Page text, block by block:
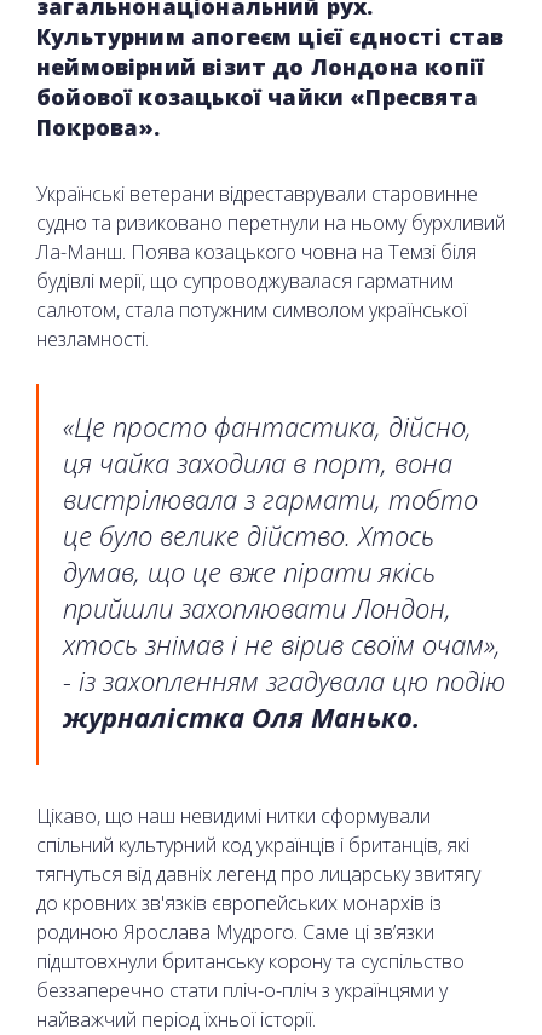
загальнонаціональний рух.
Культурним апогеєм цієї єдності став
неймовірний візит до Лондона копії
бойової козацької чайки «Пресвята
Покрова».
Українські ветерани відреставрували старовинне
судно та ризиковано перетнули на ньому бурхливий
Ла-Манш. Поява козацького човна на Темзі біля
будівлі мерії, що супроводжувалася гарматним
салютом, стала потужним символом української
незламності.
«Це просто фантастика, дійсно,
ця чайка заходила в порт, вона
вистрілювала з гармати, тобто
це було велике дійство. Хтось
думав, що це вже пірати якісь
прийшли захоплювати Лондон,
хтось знімав і не вірив своїм очам»,
- із захопленням згадувала цю подію
журналістка Оля Манько.
Цікаво, що наш невидимі нитки сформували
спільний культурний код українців і британців, які
тягнуться від давніх легенд про лицарську звитягу
до кровних зв'язків європейських монархів із
родиною Ярослава Мудрого. Саме ці зв’язки
підштовхнули британську корону та суспільство
беззаперечно стати пліч-о-пліч з українцями у
найважчий період їхньої історії.